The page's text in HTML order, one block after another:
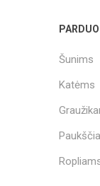
Šunims
Katėms